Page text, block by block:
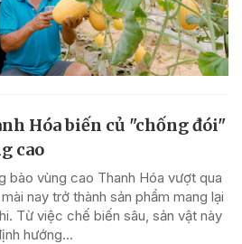
Hóa biến củ "chống đói"
cao
bào vùng cao Thanh Hóa vượt qua
nay trở thành sản phẩm mang lại
Từ việc chế biến sâu, sản vật này
hướng...